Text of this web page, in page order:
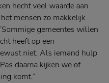
hecht veel waarde aan
mensen zo makkelijk
gemeentes willen
heeft op een
niet. Als iemand hulp
daarna kijken we of
komt.”